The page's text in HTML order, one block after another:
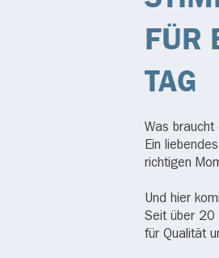
FÜR
TAG
Was braucht
Ein
richtigen
Und hier
Seit über 20
für Qualität